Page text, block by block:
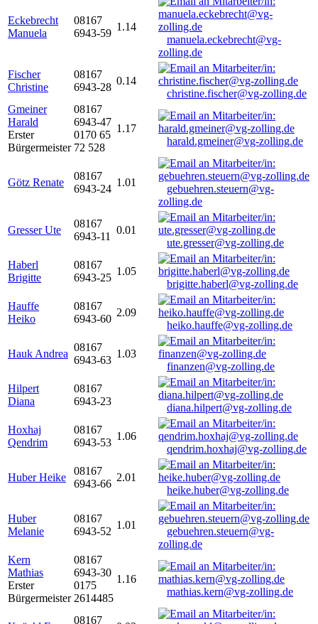
Eckebrecht
Manuela
08167
6943-59
1.14
manuela.eckebrecht@vg-
zolling.de
Fischer
Christine
08167
6943-28
0.14
christine.fischer@vg-zolling.de
Gmeiner
Harald
Erster
Bürgermeister
08167
6943-47
0170 65
72 528
1.17
harald.gmeiner@vg-zolling.de
Götz Renate
08167
6943-24
1.01
gebuehren.steuern@vg-
zolling.de
Gresser Ute
08167
6943-11
0.01
ute.gresser@vg-zolling.de
Haberl
Brigitte
08167
6943-25
1.05
brigitte.haberl@vg-zolling.de
Hauffe
Heiko
08167
6943-60
2.09
heiko.hauffe@vg-zolling.de
Hauk Andrea
08167
6943-63
1.03
finanzen@vg-zolling.de
Hilpert
Diana
08167
6943-23
diana.hilpert@vg-zolling.de
Hoxhaj
Qendrim
08167
6943-53
1.06
qendrim.hoxhaj@vg-zolling.de
Huber Heike
08167
6943-66
2.01
heike.huber@vg-zolling.de
Huber
Melanie
08167
6943-52
1.01
gebuehren.steuern@vg-
zolling.de
Kern
Mathias
Erster
Bürgermeister
08167
6943-30
0175
2614485
1.16
mathias.kern@vg-zolling.de
08167